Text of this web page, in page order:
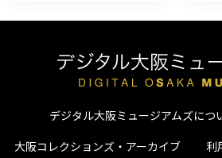
デジタル大阪ミュージアムズにつ
大阪コレクションズ・アーカイブ
利